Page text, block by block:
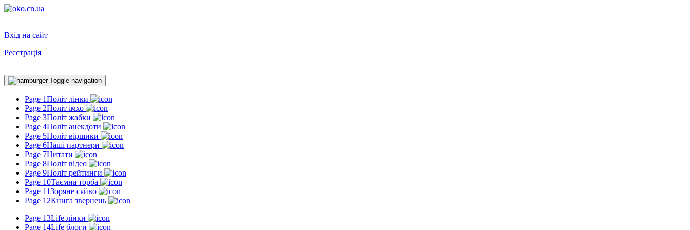
Вхід на сайт
Реєстрація
Toggle navigation
Page 1Політ лінки
Page 2Політ імхо
Page 3Політ жабки
Page 4Політ анекдоти
Page 5Політ віршики
Page 6Наші партнери
Page 7Цитати
Page 8Політ відео
Page 9Політ рейтинги
Page 10Таємна торба
Page 11Зоряне сяйво
Page 12Книга звернень
Page 13Life лінки
Page 14Life блоги